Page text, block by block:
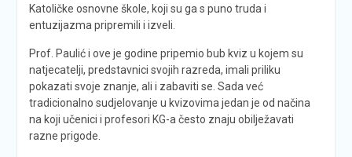
Katoličke osnovne škole, koji su ga s puno truda i
entuzijazma pripremili i izveli.
Prof. Paulić i ove je godine pripemio bub kviz u kojem su
natjecatelji, predstavnici svojih razreda, imali priliku
pokazati svoje znanje, ali i zabaviti se. Sada već
tradicionalno sudjelovanje u kvizovima jedan je od načina
na koji učenici i profesori KG-a često znaju obilježavati
razne prigode.